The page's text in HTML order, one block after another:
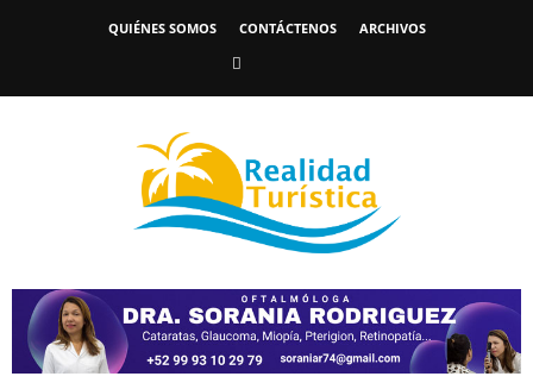
QUIÉNES SOMOS CONTÁCTENOS ARCHIVOS